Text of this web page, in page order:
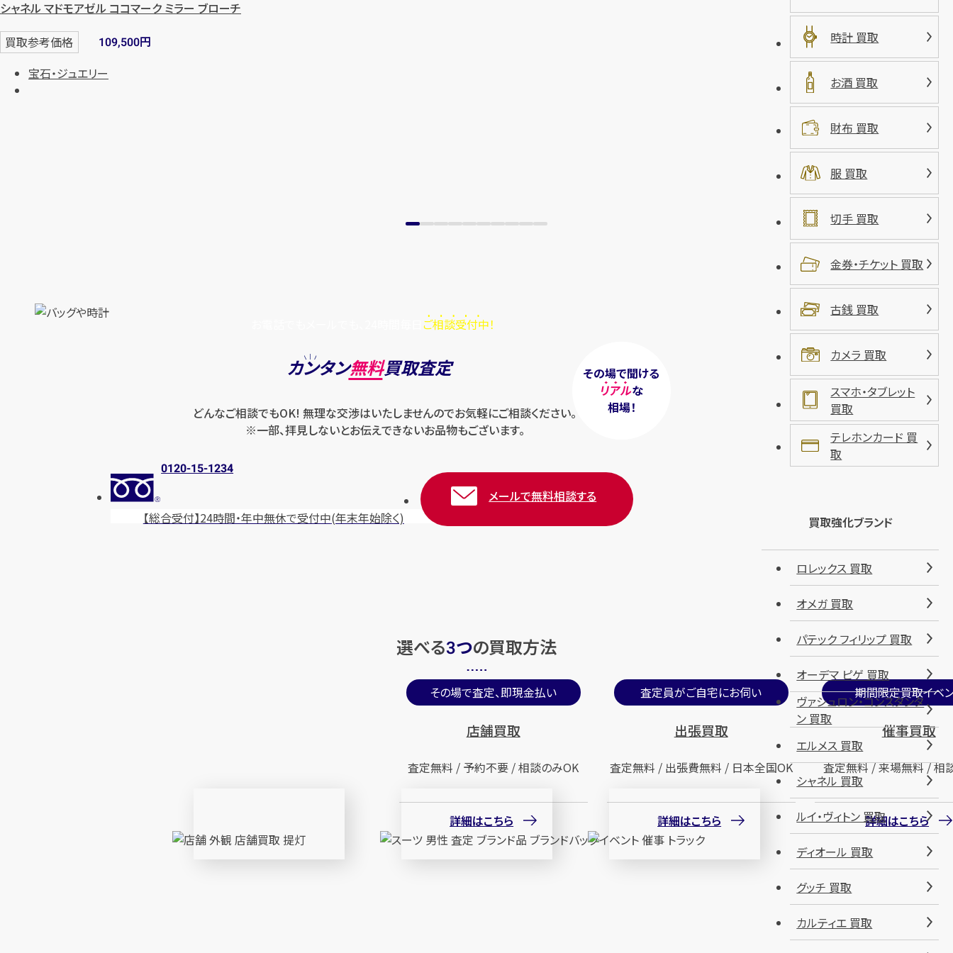
シャネル マドモアゼル ココマーク ミラー ブローチ
買取参考価格 109,500円
宝石・ジュエリー
ご相談受付中！
その場で聞ける
リアルな
相場！
カンタン無料買取査定
どんなご相談でもOK! 無理な交渉はいたしませんのでお気軽にご相談ください。
※一部、拝見しないとお伝えできないお品物もございます。
0120-15-1234
【総合受付】24時間・年中無休で受付中(年末年始除く)
メールで無料相談する
選べる3つの買取方法
その場で査定、即現金払い
店舗買取
査定無料 / 予約不要 / 相談のみOK
詳細はこちら
査定員がご自宅にお伺い
出張買取
査定無料 / 出張費無料 / 日本全国OK
詳細はこちら
期間限定買取イベ
催事買取
査定無料 / 来場無料 / 相
詳細はこちら
時計 買取
お酒 買取
財布 買取
服 買取
切手 買取
金券・チケット 買取
古銭 買取
カメラ 買取
スマホ・タブレット
買取
テレホンカード 買
取
買取強化ブランド
ロレックス 買取
オメガ 買取
パテック フィリップ 買取
オーデマ ピゲ 買取
ヴァシュロン・コンスタンタ
ン 買取
エルメス 買取
シャネル 買取
ルイ・ヴィトン 買取
ディオール 買取
グッチ 買取
カルティエ 買取